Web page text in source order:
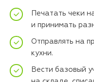
Печатать чеки
и принимать
Отправлять на
кухни.
Вести базовый